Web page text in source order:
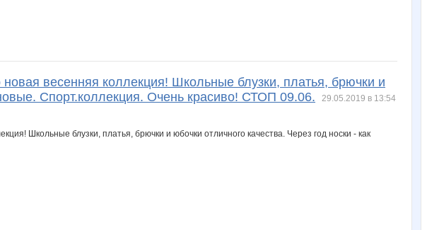
весенняя коллекция! Школьные блузки, платья, брючки и
Спорт.коллекция. Очень красиво! СТОП 09.06.
29.05.2019 в 13:54